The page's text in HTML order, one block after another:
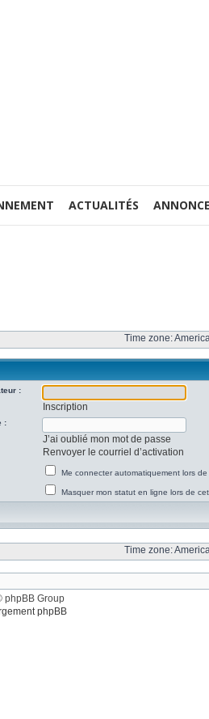
ACTUALITÉS
Time zone:
:
Inscription
:
J’ai oublié mon mot de passe
Renvoyer le courriel d’activation
Me connecter automatiquement lors
Masquer mon statut en ligne lors de
Time zone:
phpBB Group
phpBB